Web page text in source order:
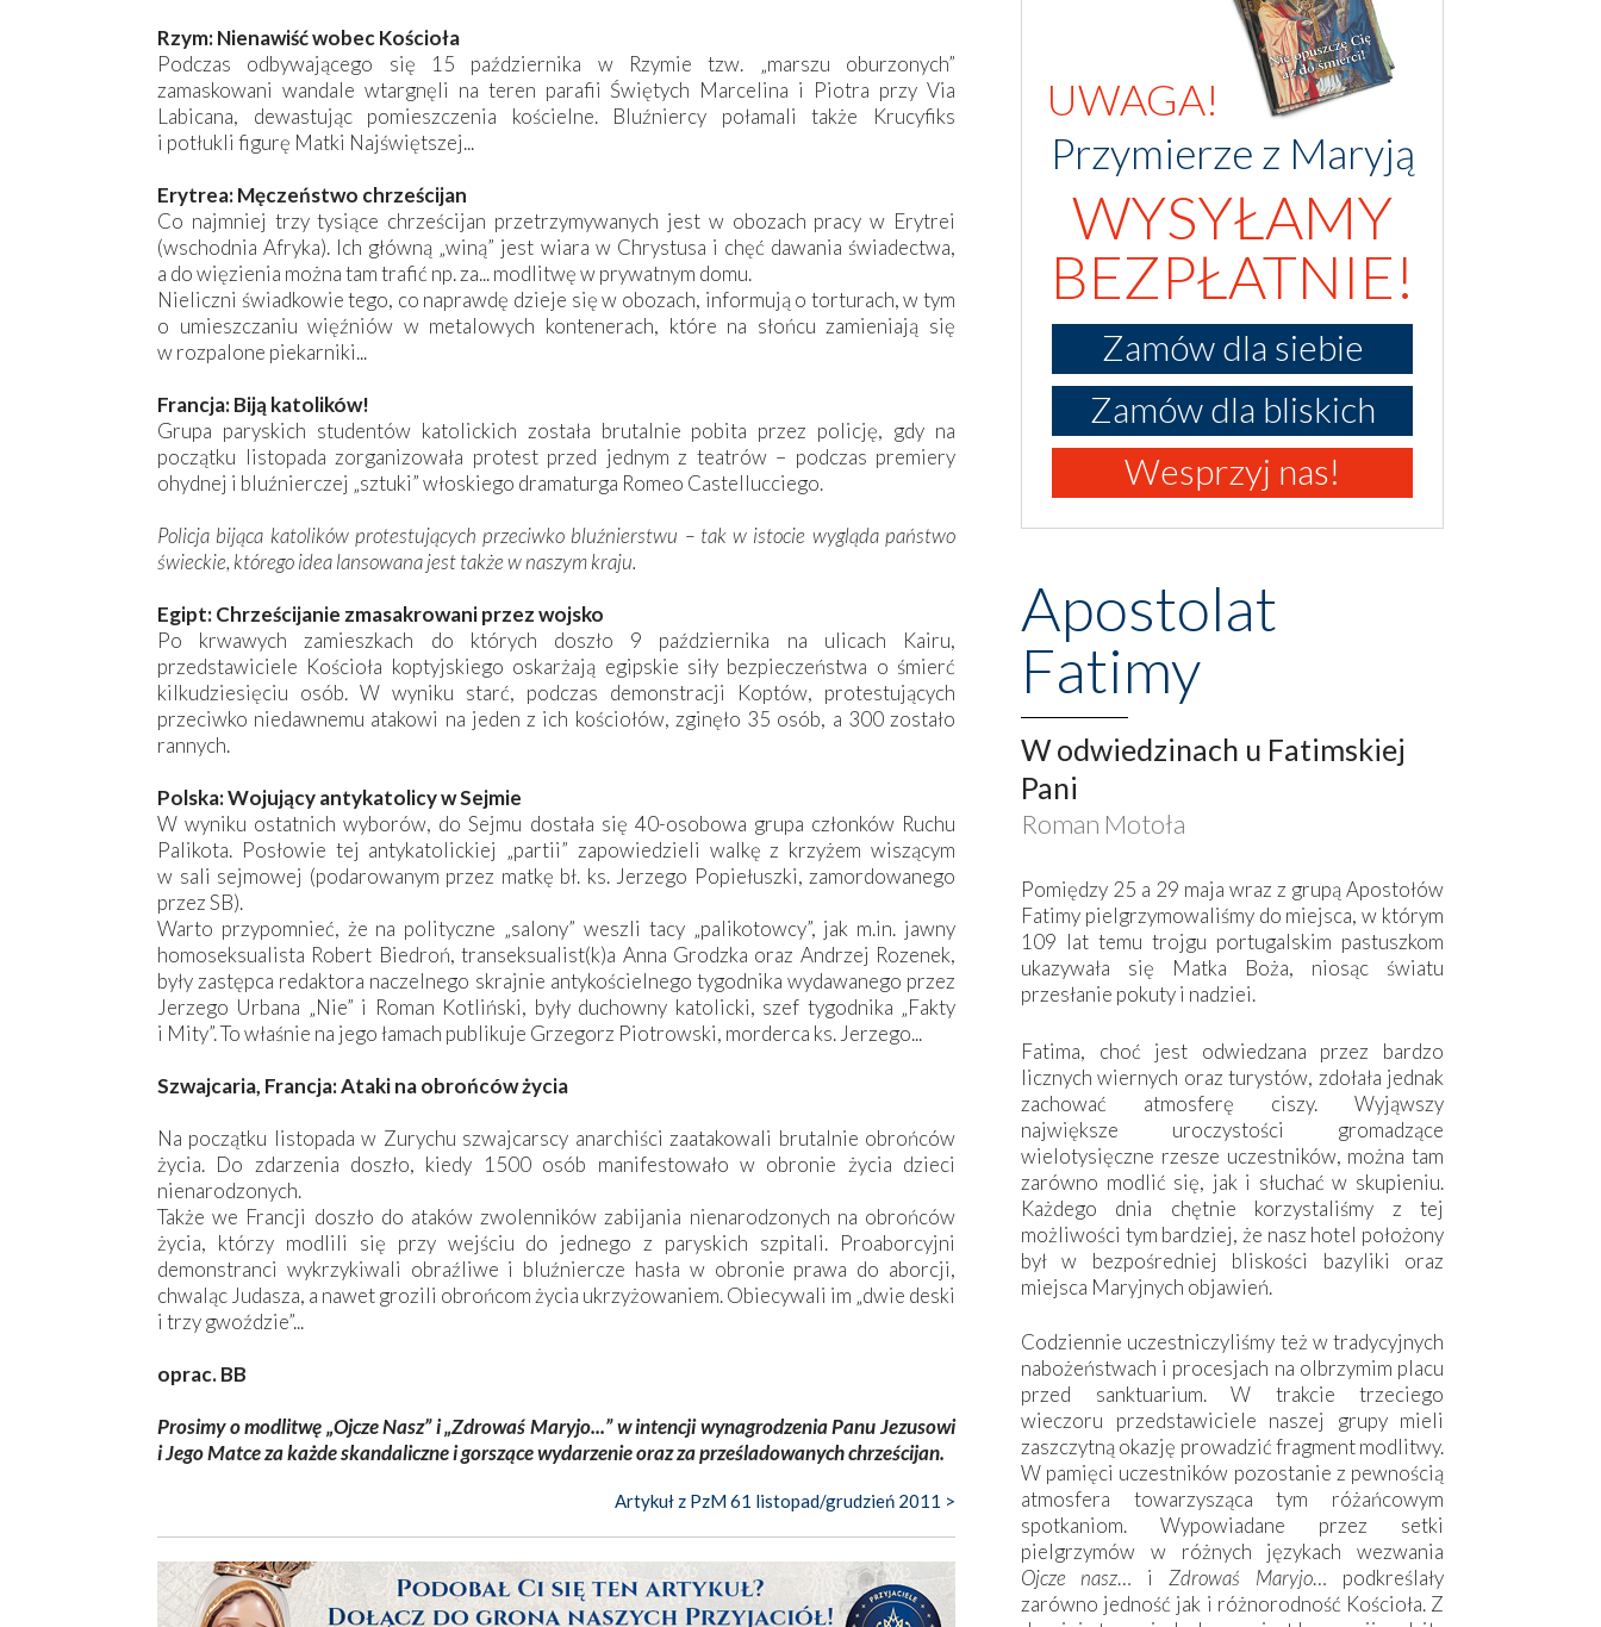
Rzym: Nienawiść wobec Kościoła
Podczas odbywającego się 15 października w Rzymie tzw. „marszu oburzonych”
zamaskowani wandale wtargnęli na teren parafii Świętych Marcelina i Piotra przy Via
Labicana, dewastując pomieszczenia kościelne. Bluźniercy połamali także Krucyfiks
i potłukli figurę Matki Najświętszej...
Erytrea: Męczeństwo chrześcijan
Co najmniej trzy tysiące chrześcijan przetrzymywanych jest w obozach pracy w Erytrei
(wschodnia Afryka). Ich główną „winą” jest wiara w Chrystusa i chęć dawania świadectwa,
a do więzienia można tam trafić np. za... modlitwę w prywatnym domu.
Nieliczni świadkowie tego, co naprawdę dzieje się w obozach, informują o torturach, w tym
o umieszczaniu więźniów w metalowych kontenerach, które na słońcu zamieniają się
w rozpalone piekarniki...
Francja: Biją katolików!
Grupa paryskich studentów katolickich została brutalnie pobita przez policję, gdy na
początku listopada zorganizowała protest przed jednym z teatrów – podczas premiery
ohydnej i bluźnierczej „sztuki” włoskiego dramaturga Romeo Castellucciego.
Policja bijąca katolików protestujących przeciwko bluźnierstwu – tak w istocie wygląda państwo
świeckie, którego idea lansowana jest także w naszym kraju.
Egipt: Chrześcijanie zmasakrowani przez wojsko
Po krwawych zamieszkach do których doszło 9 października na ulicach Kairu,
przedstawiciele Kościoła koptyjskiego oskarżają egipskie siły bezpieczeństwa o śmierć
kilkudziesięciu osób. W wyniku starć, podczas demonstracji Koptów, protestujących
przeciwko niedawnemu atakowi na jeden z ich kościołów, zginęło 35 osób, a 300 zostało
rannych.
Polska: Wojujący antykatolicy w Sejmie
W wyniku ostatnich wyborów, do Sejmu dostała się 40-osobowa grupa członków Ruchu
Palikota. Posłowie tej antykatolickiej „partii” zapowiedzieli walkę z krzyżem wiszącym
w sali sejmowej (podarowanym przez matkę bł. ks. Jerzego Popiełuszki, zamordowanego
przez SB).
Warto przypomnieć, że na polityczne „salony” weszli tacy „palikotowcy”, jak m.in. jawny
homoseksualista Robert Biedroń, transeksualist(k)a Anna Grodzka oraz Andrzej Rozenek,
były zastępca redaktora naczelnego skrajnie antykościelnego tygodnika wydawanego przez
Jerzego Urbana „Nie” i Roman Kotliński, były duchowny katolicki, szef tygodnika „Fakty
i Mity”. To właśnie na jego łamach publikuje Grzegorz Piotrowski, morderca ks. Jerzego...
Szwajcaria, Francja: Ataki na obrońców życia
Na początku listopada w Zurychu szwajcarscy anarchiści zaatakowali brutalnie obrońców
życia. Do zdarzenia doszło, kiedy 1500 osób manifestowało w obronie życia dzieci
nienarodzonych.
Także we Francji doszło do ataków zwolenników zabijania nienarodzonych na obrońców
życia, którzy modlili się przy wejściu do jednego z paryskich szpitali. Proaborcyjni
demonstranci wykrzykiwali obraźliwe i bluźniercze hasła w obronie prawa do aborcji,
chwaląc Judasza, a nawet grozili obrońcom życia ukrzyżowaniem. Obiecywali im „dwie deski
i trzy gwoździe”...
oprac. BB
Prosimy o modlitwę „Ojcze Nasz” i „Zdrowaś Maryjo...” w intencji wynagrodzenia Panu Jezusowi
i Jego Matce za każde skandaliczne i gorszące wydarzenie oraz za prześladowanych chrześcijan.
Artykuł z PzM 61 listopad/grudzień 2011 >
UWAGA!
Przymierze z Maryją
WYSYŁAMY
BEZPŁATNIE!
Zamów dla siebie
Zamów dla bliskich
Wesprzyj nas!
Apostolat
Fatimy
W odwiedzinach u Fatimskiej
Pani
Roman Motoła
Pomiędzy 25 a 29 maja wraz z grupą Apostołów
Fatimy pielgrzymowaliśmy do miejsca, w którym
109 lat temu trojgu portugalskim pastuszkom
ukazywała się Matka Boża, niosąc światu
przesłanie pokuty i nadziei.
Fatima, choć jest odwiedzana przez bardzo
licznych wiernych oraz turystów, zdołała jednak
zachować atmosferę ciszy. Wyjąwszy
największe uroczystości gromadzące
wielotysięczne rzesze uczestników, można tam
zarówno modlić się, jak i słuchać w skupieniu.
Każdego dnia chętnie korzystaliśmy z tej
możliwości tym bardziej, że nasz hotel położony
był w bezpośredniej bliskości bazyliki oraz
miejsca Maryjnych objawień.
Codziennie uczestniczyliśmy też w tradycyjnych
nabożeństwach i procesjach na olbrzymim placu
przed sanktuarium. W trakcie trzeciego
wieczoru przedstawiciele naszej grupy mieli
zaszczytną okazję prowadzić fragment modlitwy.
W pamięci uczestników pozostanie z pewnością
atmosfera towarzysząca tym różańcowym
spotkaniom. Wypowiadane przez setki
pielgrzymów w różnych językach wezwania
Ojcze nasz… i Zdrowaś Maryjo… podkreślały
zarówno jedność jak i różnorodność Kościoła. Z